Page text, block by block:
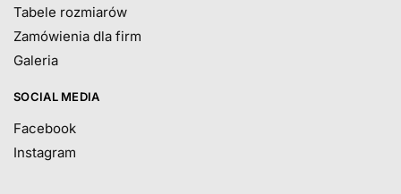
Tabele rozmiarów
Zamówienia dla firm
Galeria
SOCIAL MEDIA
Facebook
Instagram